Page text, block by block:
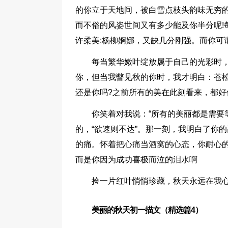
的你立于天地间，被白雪点枝头韵味无穷
而不俗的风姿世间又有多少能及你半分呢
许柔美;杨柳婀娜，又缺几分刚强。而你可
每当繁华嫩叶绽放属于自己的光彩时
你，但当我瞥见秋的你时，我才明白：苍
还是你吗?之前所有的美在此刻看来，都
你笑着对我说：“所有的美丽都是需
的，“欲速则不达”。那一刻，我明白了你
的痛。怀着把心痛当酒窝的心态，你耐心
而是你因为成功喜极而泣的泪水啊
捡一片红叶悄悄珍藏，秋天永远在我
美丽的秋天初一描文（精选篇4）